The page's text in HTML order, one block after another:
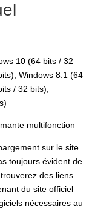
10 (64 bits / 32
Windows 8.1 (64
/ 32 bits),
multifonction
sur le site
toujours évident de
des liens
du site officiel
nécessaires au